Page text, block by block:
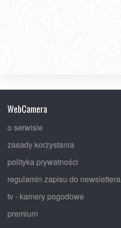
WebCamera
o serwisie
zasady korzystania
polityka prywatności
regulamin zapisu do newslettera
tv - kamery pogodowe
premium